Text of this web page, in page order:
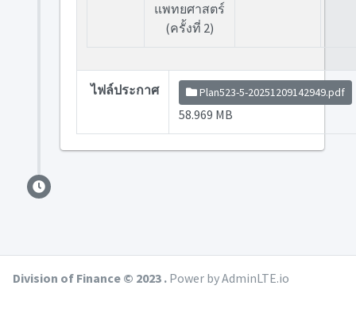
แพทยศาสตร์
(ครั้งที่ 2)
ไฟล์ประกาศ Plan523-5-20251209142949.pdf
58.969 MB
Division of Finance © 2023 . Power by AdminLTE.io